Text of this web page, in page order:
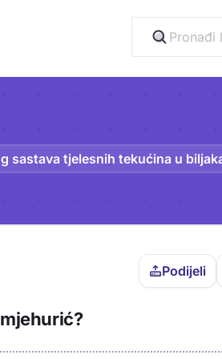
sastava tjelesnih tekućina u
Podijeli
Trebaš biti prijavljen da bi
sadržaj u bilježnicu!